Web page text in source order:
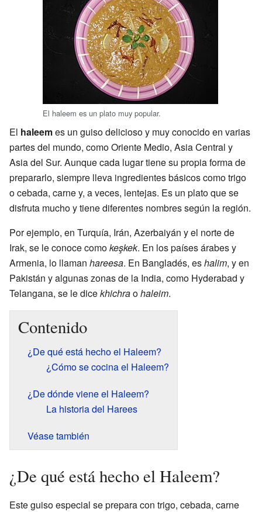
El haleem es un plato muy popular.
El haleemes un guiso delicioso y muy conocido en varias
partes del mundo, como Oriente Medio, Asia Central y
Asia del Sur. Aunque cada lugar tiene su propia forma de
prepararlo, siempre lleva ingredientes básicos como trigo
o cebada, carne y, a veces, lentejas. Es un plato que se
disfruta mucho y tiene diferentes nombres según la región.
Por ejemplo, en Turquía, Irán, Azerbaiyán y el norte de
Irak, se le conoce comokeşkek. En los países árabes y
Armenia, lo llaman hareesa. En Bangladés, eshalim, y en
Pakistán y algunas zonas de la India, como Hyderabad y
Telangana, se le dicekhichraohaleim.
Contenido
¿De qué está hecho el Haleem?
¿Cómo se cocina el Haleem?
¿De dónde viene el Haleem?
La historia del Harees
Véase también
¿De qué está hecho el Haleem?
Este guiso especial se prepara con trigo, cebada, carne